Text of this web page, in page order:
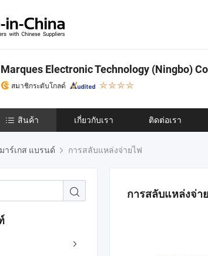
Marques Electronic Technology (Ningbo)
สมาชิกระดับโกลด์
สินค้า เกี่ยวกับเรา ติดต่อเรา
มาร์เกส แบรนด์ การสลับแหล่งจ่ายไฟ
การสลับแหล่งจ่า